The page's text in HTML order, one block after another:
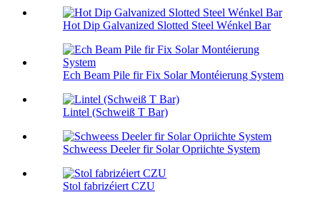
Hot Dip Galvanized Slotted Steel Wénkel Bar
Ech Beam Pile fir Fix Solar Montéierung System
Lintel (Schweiß T Bar)
Schweess Deeler fir Solar Opriichte System
Stol fabrizéiert CZU